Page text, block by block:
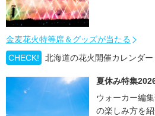
金麦花火特等席＆グッズが当たる
CHECK!
北海道の花火開催カレンダー
夏休み特集
ウォーカー編
の楽しみ方を